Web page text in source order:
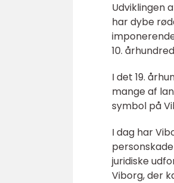
Udviklingen
har dybe
10.
I det 19.
mange af
symbol på
I dag har
juridiske
Viborg, der